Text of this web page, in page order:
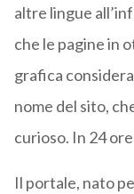
altre lingue
che le pagine in
grafica
nome del sito,
curioso. In 24
Il portale, nato